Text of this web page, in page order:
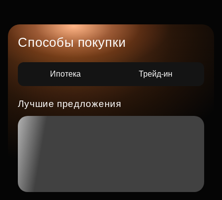
Способы покупки
Ипотека Трейд-ин
Лучшие предложения